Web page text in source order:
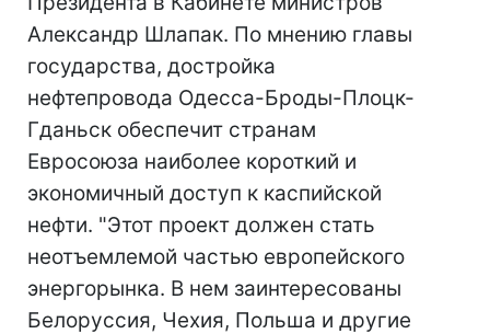
Александр Шлапак. По мнению главы
государства, достройка
нефтепровода Одесса-Броды-Плоцк-
Гданьск обеспечит странам
Евросоюза наиболее короткий и
экономичный доступ к каспийской
нефти. "Этот проект должен стать
неотъемлемой частью европейского
энергорынка. В нем заинтересованы
Белоруссия, Чехия, Польша и другие